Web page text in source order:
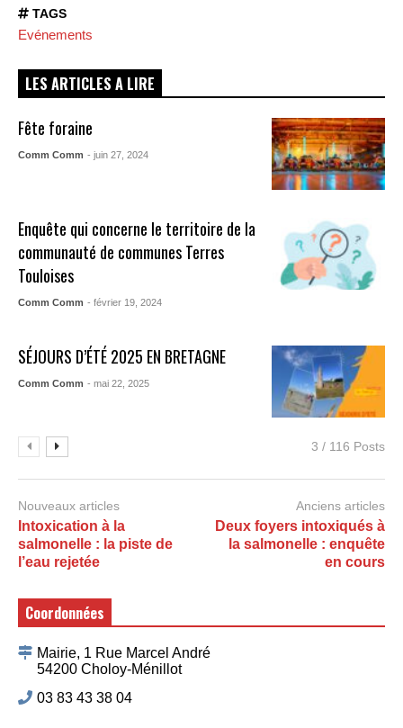
TAGS
Evénements
LES ARTICLES A LIRE
Fête foraine
Comm Comm - juin 27, 2024
Enquête qui concerne le territoire de la
communauté de communes Terres
Touloises
Comm Comm - février 19, 2024
SÉJOURS D’ÉTÉ 2025 EN BRETAGNE
Comm Comm - mai 22, 2025
3 / 116 Posts
Nouveaux articles
Intoxication à la
salmonelle : la piste de
l’eau rejetée
Anciens articles
Deux foyers intoxiqués à
la salmonelle : enquête
en cours
Coordonnées
Mairie, 1 Rue Marcel André
54200 Choloy-Ménillot
03 83 43 38 04